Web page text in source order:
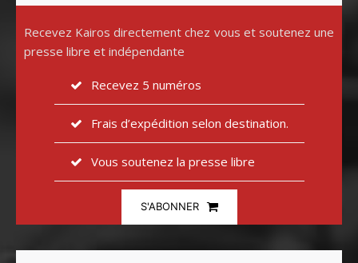
Recevez Kairos directement chez vous et soutenez une
presse libre et indépendante
Recevez 5 numéros
Frais d’expédition selon destination.
Vous soutenez la presse libre
S'ABONNER